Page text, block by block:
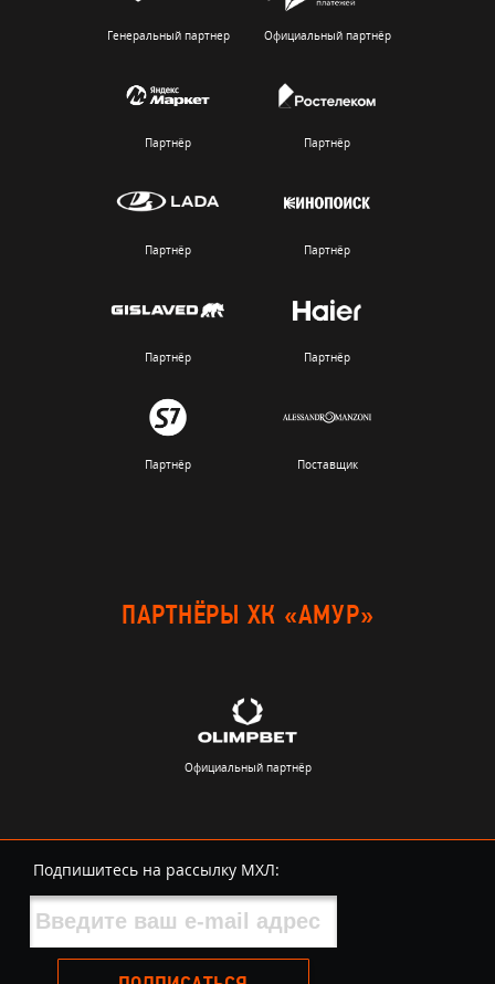
Генеральный партнер Официальный партнёр
Партнёр Партнёр
Партнёр Партнёр
Партнёр Партнёр
Партнёр Поставщик
ПАРТНЁРЫ ХК «АМУР»
Официальный партнёр
Подпишитесь на рассылку МХЛ: